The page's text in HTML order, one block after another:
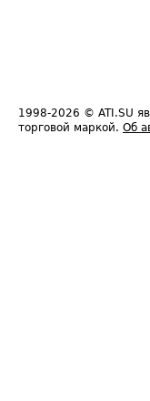
1998-2026 © ATI.SU
торговой маркой. Об